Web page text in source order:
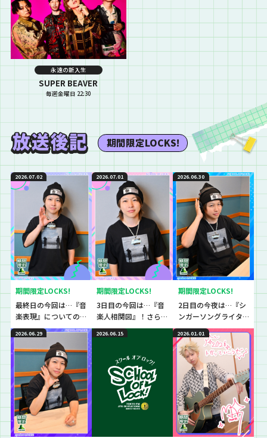
永遠の新入生
SUPER BEAVER
毎週金曜日 22:30
期間限定LOCKS!
2026.07.02
期間限定LOCKS!
最終日の今回は…『音
楽表現』についての
授業！syudou先生が
表現の際にもっとも
大切にしていること
2026.07.01
期間限定LOCKS!
3日目の今回は…『音
楽人相関図』！さら
に、新曲『ラテマジ
ック』を初フルオン
八木勇征先生と電話
を繋いで授業も！
2026.06.30
期間限定LOCKS!
2日目の今夜は…『シ
ンガーソングライタ
ー』についての授
業！活動の経緯や、
楽曲制作についての
ヒントも！？
2026.06.29 2026.06.15 2026.01.01